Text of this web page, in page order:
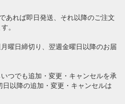
あれば即日発送、それ以降のご注文
。
曜日締切り、翌週金曜日以降のお届
つでも追加・変更・キャンセルを承
日以降の追加・変更・キャンセルは